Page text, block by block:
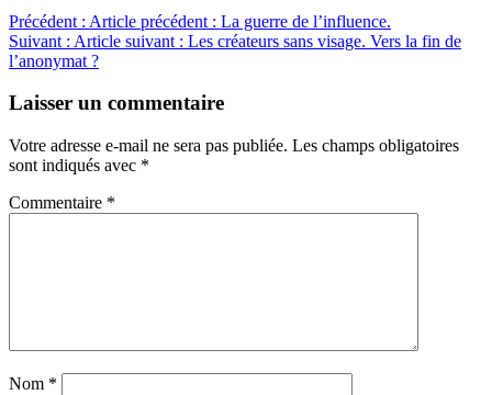
Précédent : Article précédent : La guerre de l’influence.
Suivant : Article suivant : Les créateurs sans visage. Vers la fin de
l’anonymat ?
Laisser un commentaire
Votre adresse e-mail ne sera pas publiée. Les champs obligatoires
sont indiqués avec *
Commentaire *
Nom *